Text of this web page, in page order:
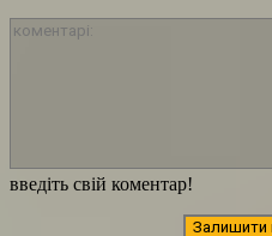
введіть свій коментар!